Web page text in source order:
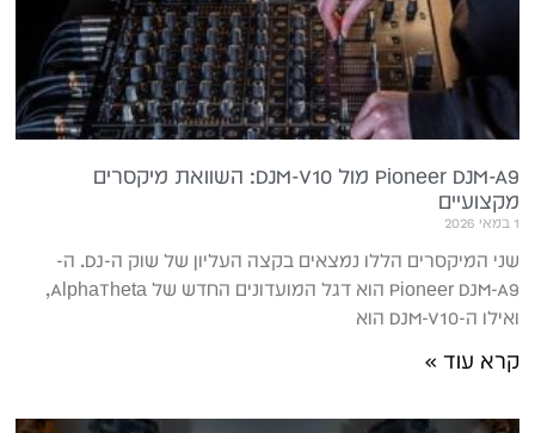
Pioneer DJM-A9 מול DJM-V10: השוואת מיקסרים
מקצועיים
1 במאי 2026
שני המיקסרים הללו נמצאים בקצה העליון של שוק ה-DJ. ה-
Pioneer DJM-A9 הוא דגל המועדונים החדש של AlphaTheta,
ואילו ה-DJM-V10 הוא
קרא עוד »